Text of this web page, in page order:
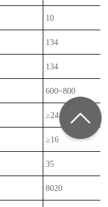
10
134
134
600~800
≥24
≥16
35
8020